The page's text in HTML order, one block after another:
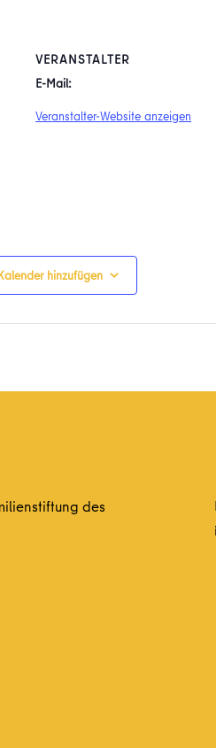
VERANSTALTER
E-Mail:
Veranstalter-Website anzeigen
hinzufügen
des